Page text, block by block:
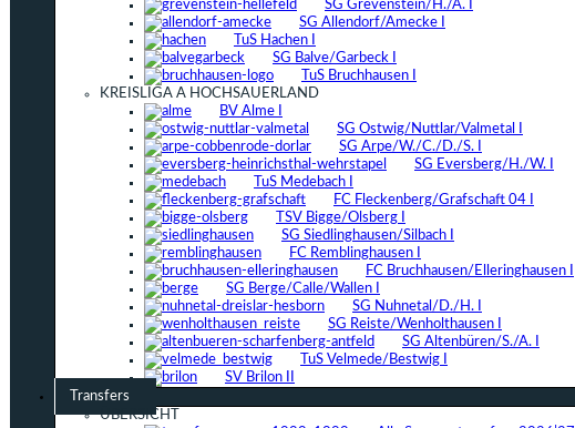
SG Grevenstein/H./A. I
SG Allendorf/Amecke I
TuS Hachen I
SG Balve/Garbeck I
TuS Bruchhausen I
KREISLIGA A HOCHSAUERLAND
BV Alme I
SG Ostwig/Nuttlar/Valmetal I
SG Arpe/W./C./D./S. I
SG Eversberg/H./W. I
TuS Medebach I
FC Fleckenberg/Grafschaft 04 I
TSV Bigge/Olsberg I
SG Siedlinghausen/Silbach I
FC Remblinghausen I
FC Bruchhausen/Elleringhausen I
SG Berge/Calle/Wallen I
SG Nuhnetal/D./H. I
SG Reiste/Wenholthausen I
SG Altenbüren/S./A. I
TuS Velmede/Bestwig I
SV Brilon II
Transfers
ÜBERSICHT